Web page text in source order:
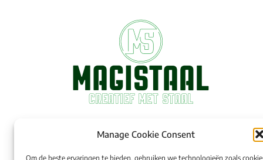
Manage Cookie Consent
Om de beste ervaringen te bieden, gebruiken we technologieën zoals